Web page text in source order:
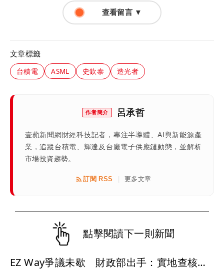
查看留言 ▼
文章標籤
台積電 ASML 史欽泰 造光者
作者簡介 呂承哲
壹蘋新聞網財經科技記者，專注半導體、AI與新能源產
業，追蹤台積電、輝達及台廠電子供應鏈動態，並解析
市場投資趨勢。
訂閱 RSS 更多文章
點擊閱讀下一則新聞
EZ Way爭議未歇 財政部出手：實地查核關貿公司